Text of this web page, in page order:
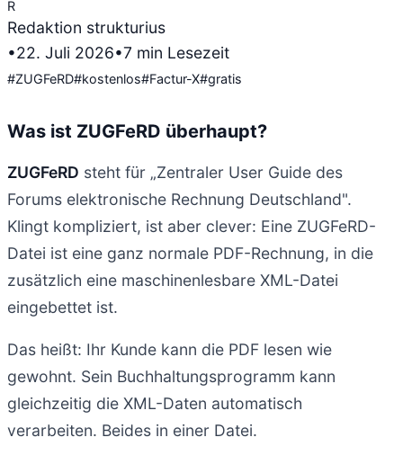
R
Redaktion strukturius
•22. Juli 2026•7 min Lesezeit
#ZUGFeRD#kostenlos#Factur-X#gratis
Was ist ZUGFeRD überhaupt?
ZUGFeRD steht für „Zentraler User Guide des
Forums elektronische Rechnung Deutschland".
Klingt kompliziert, ist aber clever: Eine ZUGFeRD-
Datei ist eine ganz normale PDF-Rechnung, in die
zusätzlich eine maschinenlesbare XML-Datei
eingebettet ist.
Das heißt: Ihr Kunde kann die PDF lesen wie
gewohnt. Sein Buchhaltungsprogramm kann
gleichzeitig die XML-Daten automatisch
verarbeiten. Beides in einer Datei.